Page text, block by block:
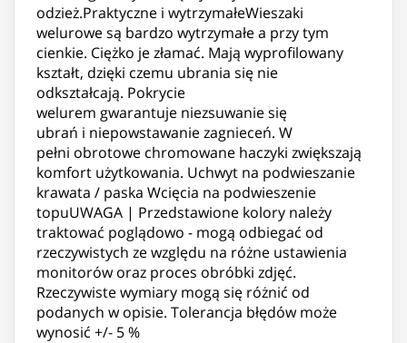
odzież.Praktyczne i wytrzymałeWieszaki
welurowe są bardzo wytrzymałe a przy tym
cienkie. Ciężko je złamać. Mają wyprofilowany
kształt, dzięki czemu ubrania się nie
odkształcają. Pokrycie
welurem gwarantuje niezsuwanie się
ubrań i niepowstawanie zagnieceń. W
pełni obrotowe chromowane haczyki zwiększają
komfort użytkowania. Uchwyt na podwieszanie
krawata / paska Wcięcia na podwieszenie
topuUWAGA | Przedstawione kolory należy
traktować poglądowo - mogą odbiegać od
rzeczywistych ze względu na różne ustawienia
monitorów oraz proces obróbki zdjęć.
Rzeczywiste wymiary mogą się różnić od
podanych w opisie. Tolerancja błędów może
wynosić +/- 5 %